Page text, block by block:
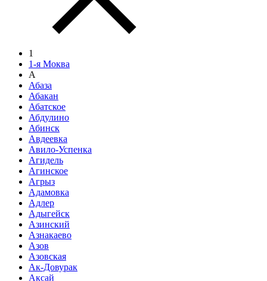
1
1-я Моква
А
Абаза
Абакан
Абатское
Абдулино
Абинск
Авдеевка
Авило-Успенка
Агидель
Агинское
Агрыз
Адамовка
Адлер
Адыгейск
Азинский
Азнакаево
Азов
Азовская
Ак-Довурак
Аксай